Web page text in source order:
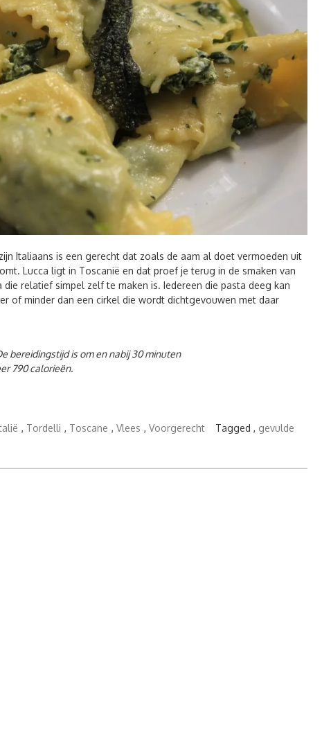
Italiaans is een gerecht dat zoals de aam al doet vermoeden uit
Lucca ligt in Toscanië en dat proef je terug in de smaken van
relatief simpel zelf te maken is. Iedereen die pasta deeg kan
of minder dan een cirkel die wordt dichtgevouwen met daar
bereidingstijd is om en nabij 30 minuten
790 calorieën.
, Tordelli , Toscane , Vlees , Voorgerecht Tagged , gevulde